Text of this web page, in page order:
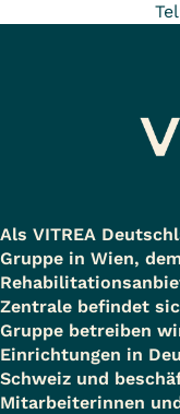
Als VITREA
Gruppe in Wien,
Zentrale befindet
Gruppe betreiben
Einrichtungen in
Schweiz und
Mitarbeiterinnen